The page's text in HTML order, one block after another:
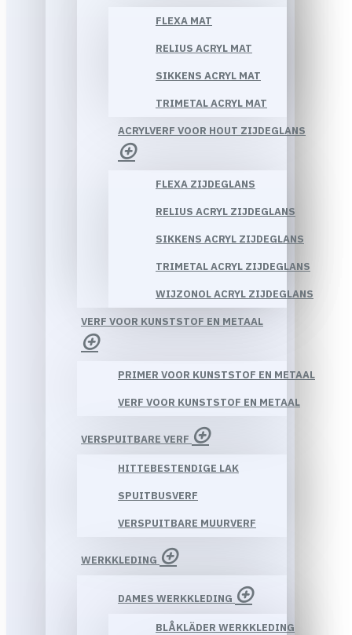
FLEXA MAT
RELIUS ACRYL MAT
SIKKENS ACRYL MAT
TRIMETAL ACRYL MAT
ACRYLVERF VOOR HOUT ZIJDEGLANS
FLEXA ZIJDEGLANS
RELIUS ACRYL ZIJDEGLANS
SIKKENS ACRYL ZIJDEGLANS
TRIMETAL ACRYL ZIJDEGLANS
WIJZONOL ACRYL ZIJDEGLANS
VERF VOOR KUNSTSTOF EN METAAL
PRIMER VOOR KUNSTSTOF EN METAAL
VERF VOOR KUNSTSTOF EN METAAL
VERSPUITBARE VERF
HITTEBESTENDIGE LAK
SPUITBUSVERF
VERSPUITBARE MUURVERF
WERKKLEDING
DAMES WERKKLEDING
BLÅKLÄDER WERKKLEDING